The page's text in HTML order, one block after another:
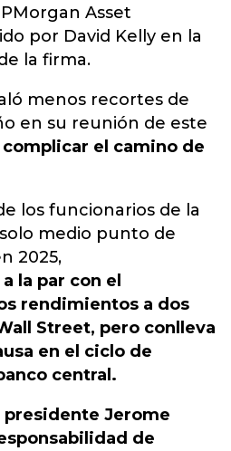
Asset
por David Kelly en la
la firma.
menos recortes de
en su reunión de este
el camino de
los funcionarios de la
medio punto de
2025,
la par con el
rendimientos a dos
Street, pero conlleva
en el ciclo de
central.
presidente Jerome
de